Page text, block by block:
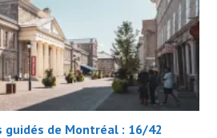
guidés de Montréal : 16/42